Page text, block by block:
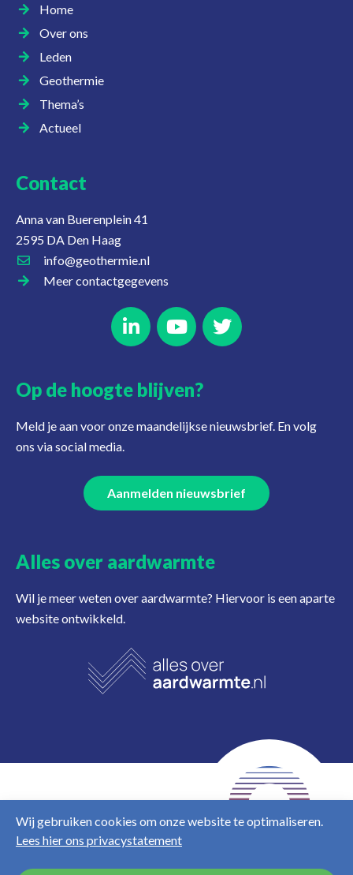
Wij gebruiken cookies om onze website te optimaliseren.
Lees hier ons privacystatement
Home
Over ons
Leden
Geothermie
Thema’s
Actueel
Contact
Anna van Buerenplein 41
2595 DA Den Haag
info@geothermie.nl
Meer contactgegevens
Op de hoogte blijven?
Meld je aan voor onze maandelijkse nieuwsbrief. En volg
ons via social media.
Aanmelden nieuwsbrief
Alles over aardwarmte
Wil je meer weten over aardwarmte? Hiervoor is een aparte
website ontwikkeld.
NL EN